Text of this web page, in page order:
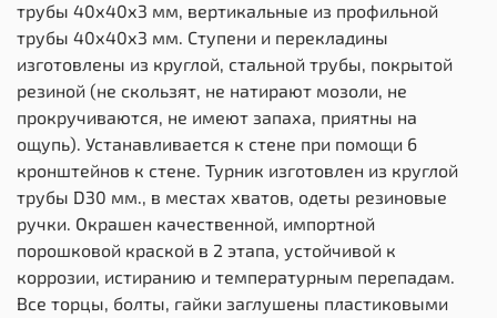
трубы 40х40х3 мм, вертикальные из профильной
трубы 40х40х3 мм. Ступени и перекладины
изготовлены из круглой, стальной трубы, покрытой
резиной (не скользят, не натирают мозоли, не
прокручиваются, не имеют запаха, приятны на
ощупь). Устанавливается к стене при помощи 6
кронштейнов к стене. Турник изготовлен из круглой
трубы D30 мм., в местах хватов, одеты резиновые
ручки. Окрашен качественной, импортной
порошковой краской в 2 этапа, устойчивой к
коррозии, истиранию и температурным перепадам.
Все торцы, болты, гайки заглушены пластиковыми